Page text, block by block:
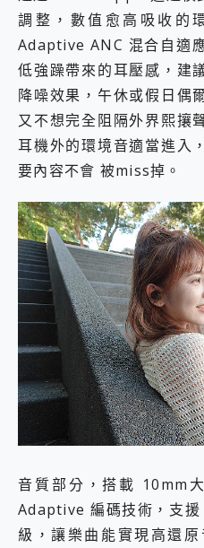
調整，數值愈高吸收的
Adaptive ANC 混合自適
低強躁帶來的耳壓感，建
降噪效果，午休或假日偶
又不想完全阻隔外界熙攘
耳機外的環境音適當進入
要內容不會 被miss掉。
音質部分，搭載 10mm
Adaptive 編碼技術，支
級，讓樂曲能實現高還